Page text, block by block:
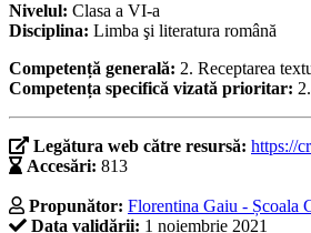
Nivelul: Clasa a VI-a
Disciplina: Limba şi literatura română
Competență generală: 2. Receptarea
Competența specifică vizată prioritar:
Legătura web către resursă: https://
Accesări: 813
Propunător: Florentina Gaiu - Școala
Data validării: 1 noiembrie 2021